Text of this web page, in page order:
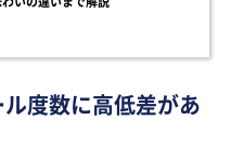
度数に高低差があ